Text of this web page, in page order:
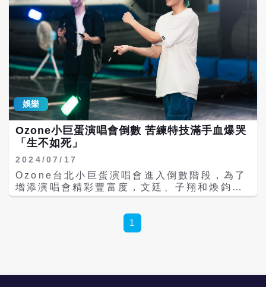
娛樂
Ozone小巨蛋演唱會倒數 苦練特技滿手血爆哭
「生不如死」
2024/07/17
Ozone台北小巨蛋演唱會進入倒數階段，為了
增添演唱會精彩豐富度，文廷、子翔和煥鈞特
訓充滿視覺張力的POI（甩動綁重物的拴繩，
練習的過程中因為不熟悉控制力道不斷砸到
頭，還是忍痛苦練，而文廷在練習高空皮條
1